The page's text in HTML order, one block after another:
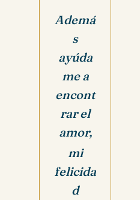
Ademá
s
ayúda
me a
encont
rar el
amor,
mi
felicida
d